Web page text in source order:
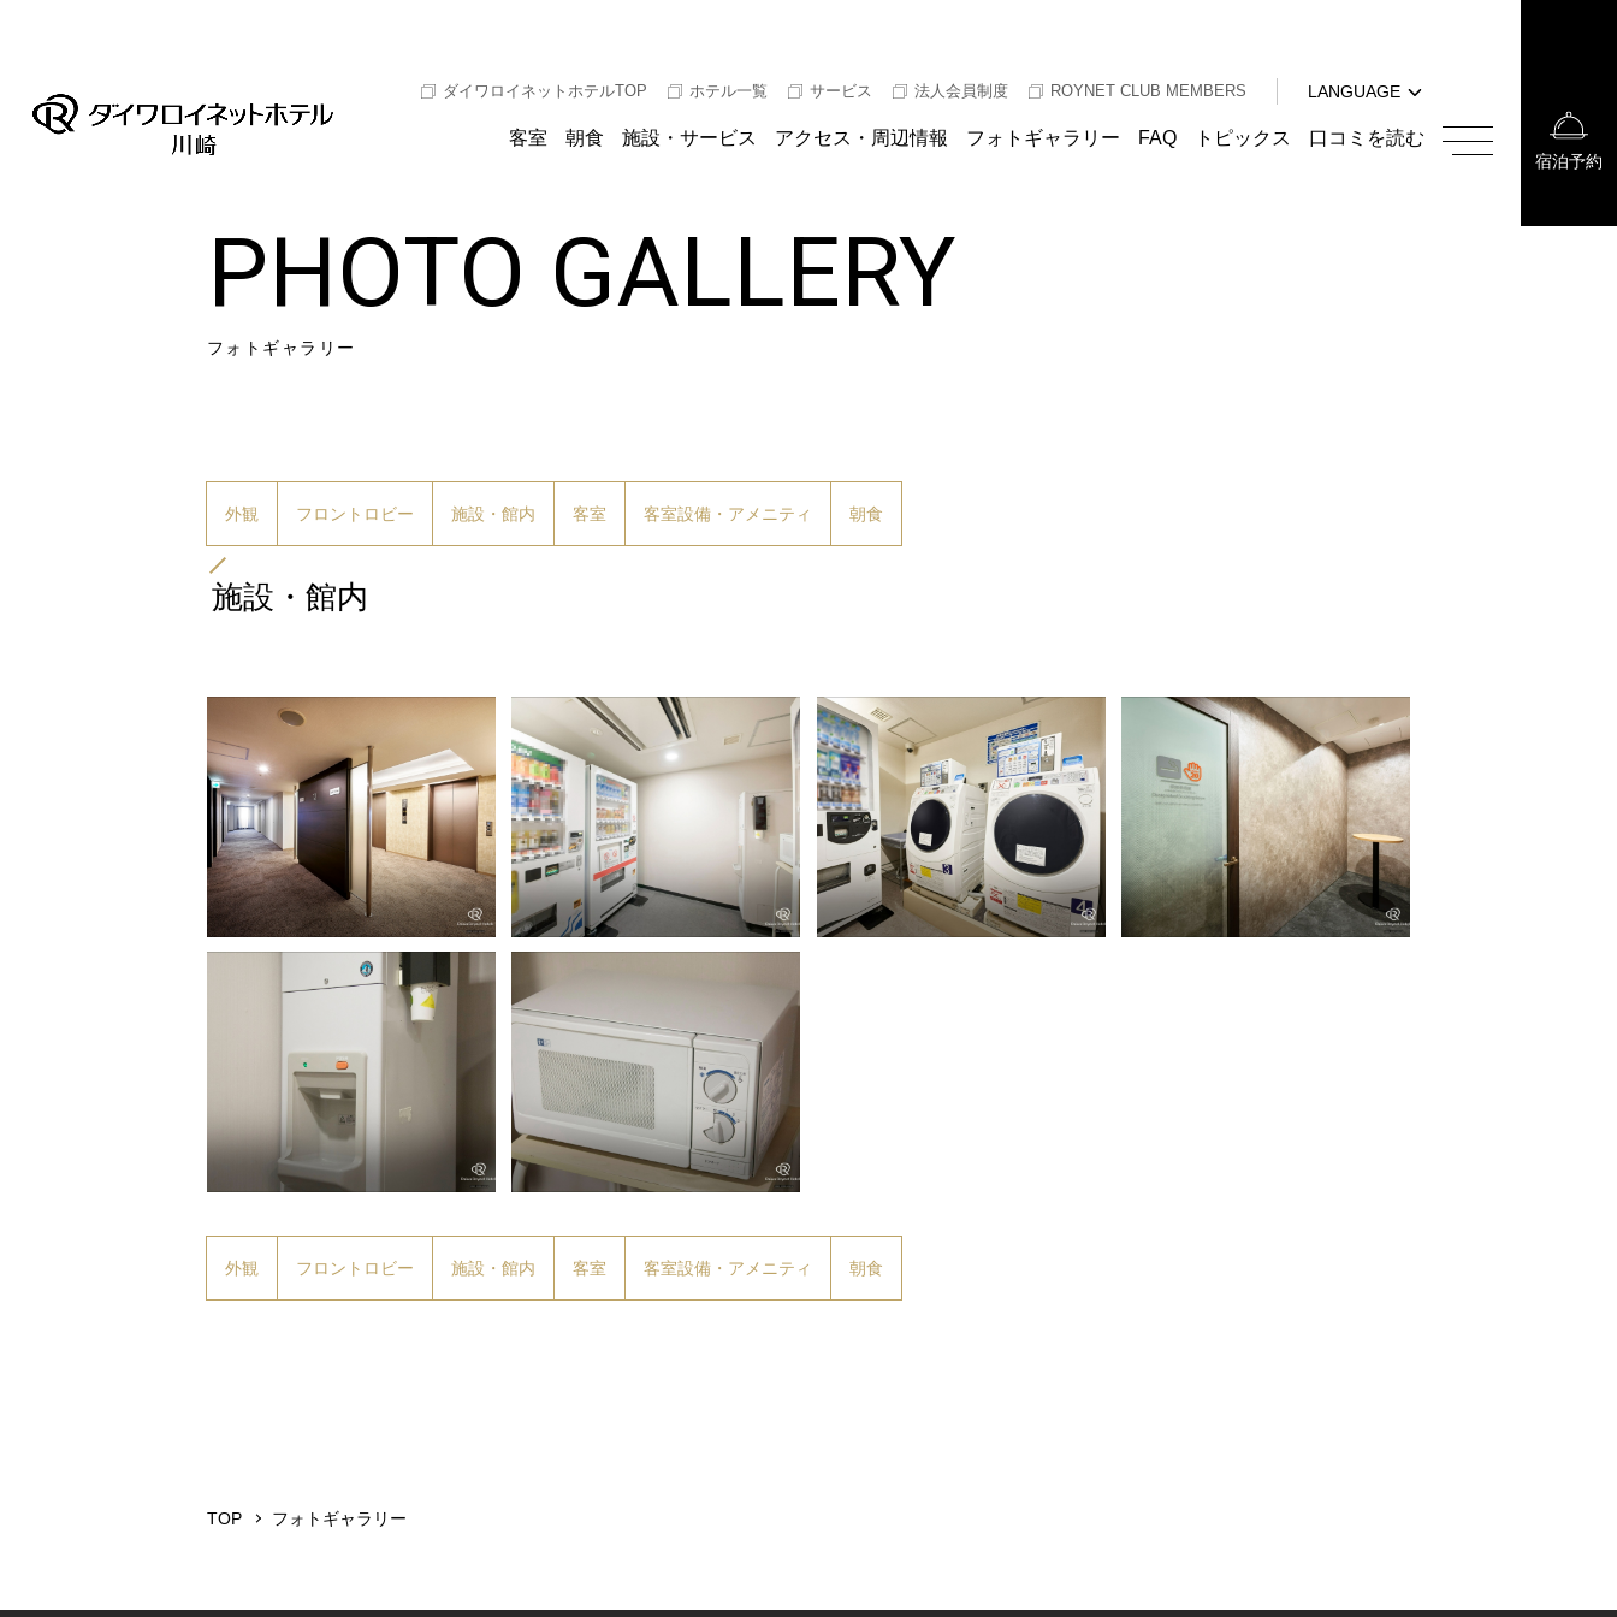
ダイワロイネットホテルTOP ホテル一覧 サービス 法人会員制度 ROYNET CLUB MEMBERS
LANGUAGE
English
客室 朝食 施設・サービス アクセス・周辺情報 フォトギャラリー FAQ トピックス 口コミを読む
PHOTO GALLERY
フォトギャラリー
外観 フロントロビー 施設・館内 客室 客室設備・アメニティ 朝食
施設・館内
エレベーターホール
自動販売機 （3階・10階）※アルコ
外観 フロントロビー 施設・館内 客室 客室設備・アメニティ 朝食
TOP フォトギャラリー
한국어
宿泊予約